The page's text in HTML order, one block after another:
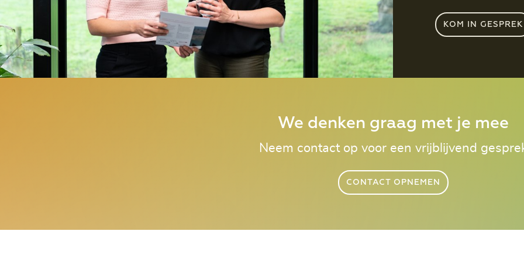
KOM IN GESPREK
We denken graag met je mee
Neem contact op voor een vrijblijvend
CONTACT OPNEMEN